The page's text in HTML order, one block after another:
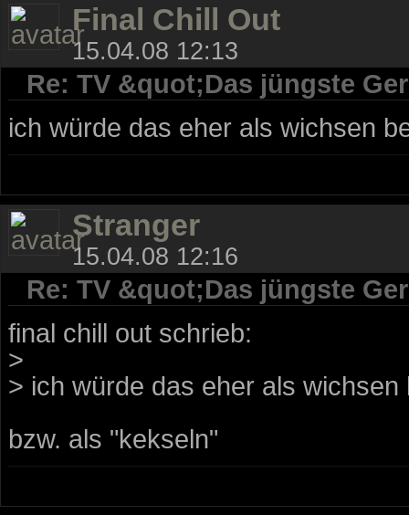
Final Chill Out
15.04.08 12:13
Re: TV &quot;Das jüngste
ich würde das eher als wichsen
Stranger
15.04.08 12:16
Re: TV &quot;Das jüngste
final chill out schrieb:
>
> ich würde das eher als wichsen
bzw. als "kekseln"